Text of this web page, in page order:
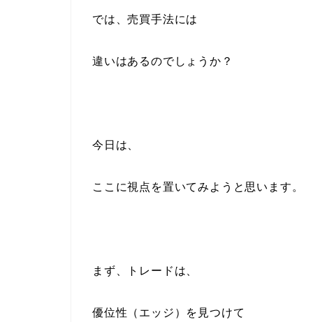
では、売買手法には
違いはあるのでしょうか？
今日は、
ここに視点を置いてみようと思います。
まず、トレードは、
優位性（エッジ）を見つけて